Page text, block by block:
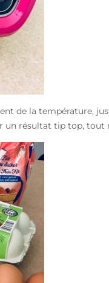
de la température,
un résultat tip top,